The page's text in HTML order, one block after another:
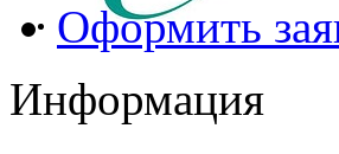
Оформить
Информация